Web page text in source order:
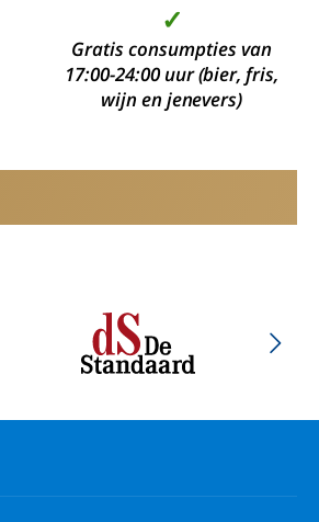
✓
Gratis consumpties van
17:00-24:00 uur (bier, fris,
wijn en jenevers)